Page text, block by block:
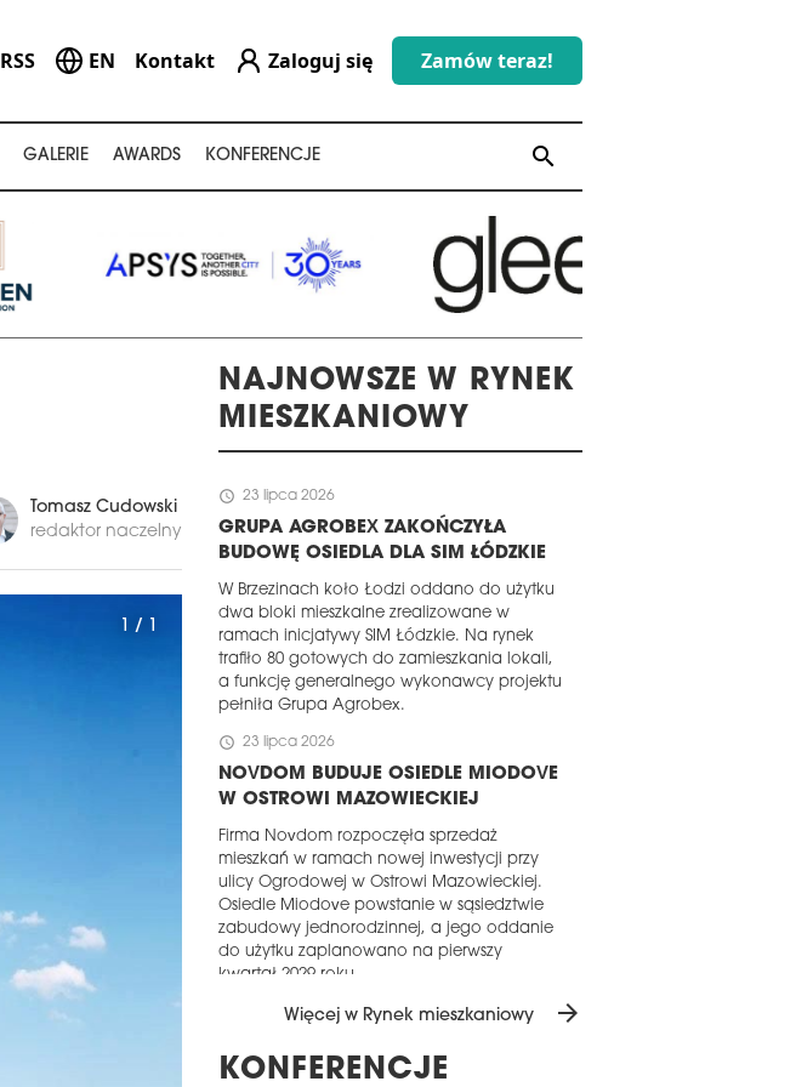
RSS EN Kontakt Zaloguj się Zamów teraz!
GALERIE AWARDS KONFERENCJE search
Tomasz Cudowski
redaktor naczelny
1 / 1
NAJNOWSZE W RYNEK
MIESZKANIOWY
schedule 23 lipca 2026
GRUPA AGROBEX ZAKOŃCZYŁA
BUDOWĘ OSIEDLA DLA SIM ŁÓDZKIE
W Brzezinach koło Łodzi oddano do użytku
dwa bloki mieszkalne zrealizowane w
ramach inicjatywy SIM Łódzkie. Na rynek
trafiło 80 gotowych do zamieszkania lokali,
a funkcję generalnego wykonawcy projektu
pełniła Grupa Agrobex.
schedule 23 lipca 2026
NOVDOM BUDUJE OSIEDLE MIODOVE
W OSTROWI MAZOWIECKIEJ
Firma Novdom rozpoczęła sprzedaż
mieszkań w ramach nowej inwestycji przy
ulicy Ogrodowej w Ostrowi Mazowieckiej.
Osiedle Miodove powstanie w sąsiedztwie
zabudowy jednorodzinnej, a jego oddanie
do użytku zaplanowano na pierwszy
kwartał 2029 roku.
21 lipca 2026
STANIE SUROWYM ZAMKNIĘTYM
Więcej w Rynek mieszkaniowy arrow_forward
KONFERENCJE